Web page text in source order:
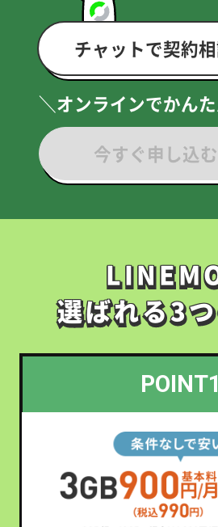
チャットで契約
＼オンラインでかん
今すぐ申し込む
選ばれる3
選ばれる3
POINT1